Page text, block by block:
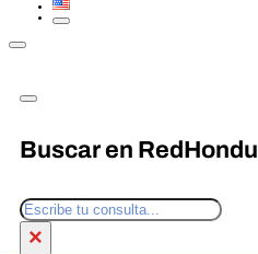
Buscar en
Buscar
×